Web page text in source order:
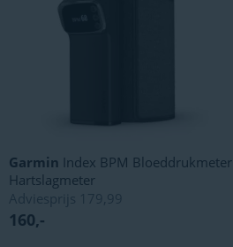
Garmin Index BPM Bloeddrukmeter
Hartslagmeter
Adviesprijs
179,99
160,-